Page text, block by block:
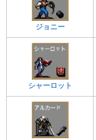
ジョニー
シャーロット